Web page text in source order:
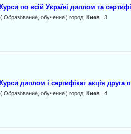
Курси по всій Україні диплом та
( Образование, обучение ) город: Киев| 3
Курси диплом і сертифікат акція друга
( Образование, обучение ) город: Киев| 4